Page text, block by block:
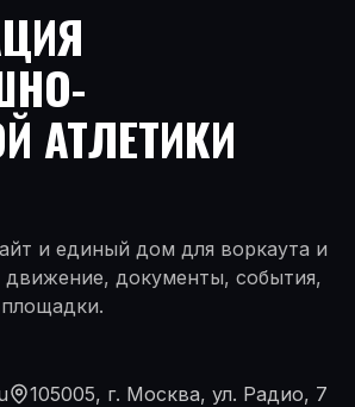
АТЛЕТИКИ
и единый дом для воркаута и
движение, документы, события,
105005, г. Москва, ул. Радио, 7